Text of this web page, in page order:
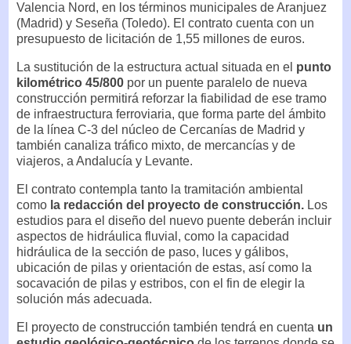
Valencia Nord, en los términos municipales de Aranjuez
(Madrid) y Seseña (Toledo). El contrato cuenta con un
presupuesto de licitación de 1,55 millones de euros.
La sustitución de la estructura actual situada en el punto
kilométrico 45/800 por un puente paralelo de nueva
construcción permitirá reforzar la fiabilidad de ese tramo
de infraestructura ferroviaria, que forma parte del ámbito
de la línea C-3 del núcleo de Cercanías de Madrid y
también canaliza tráfico mixto, de mercancías y de
viajeros, a Andalucía y Levante.
El contrato contempla tanto la tramitación ambiental
como la redacción del proyecto de construcción. Los
estudios para el diseño del nuevo puente deberán incluir
aspectos de hidráulica fluvial, como la capacidad
hidráulica de la sección de paso, luces y gálibos,
ubicación de pilas y orientación de estas, así como la
socavación de pilas y estribos, con el fin de elegir la
solución más adecuada.
El proyecto de construcción también tendrá en cuenta un